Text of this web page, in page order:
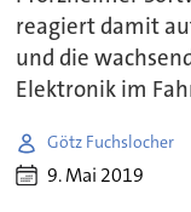
reagiert damit
und die
Elektronik im
Götz Fuchslocher
9. Mai 2019